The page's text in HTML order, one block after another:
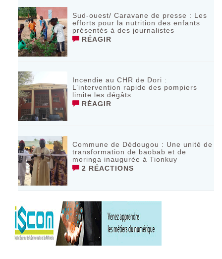
Sud-ouest/ Caravane de presse : Les
efforts pour la nutrition des enfants
présentés à des journalistes
RÉAGIR
Incendie au CHR de Dori :
L’intervention rapide des pompiers
limite les dégâts
RÉAGIR
Commune de Dédougou : Une unité de
transformation de baobab et de
moringa inaugurée à Tionkuy
2 RÉACTIONS